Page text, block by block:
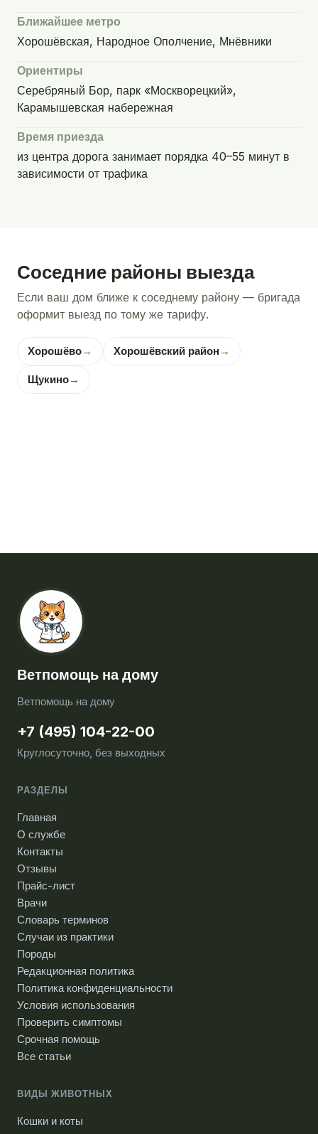
Ближайшее метро
Хорошёвская, Народное Ополчение, Мнёвники
Ориентиры
Серебряный Бор, парк «Москворецкий»,
Карамышевская набережная
Время приезда
из центра дорога занимает порядка 40–55 минут в
зависимости от трафика
Соседние районы выезда
Если ваш дом ближе к соседнему району — бригада
оформит выезд по тому же тарифу.
Хорошёво→ Хорошёвский район →
Щукино→
Ветпомощь на дому
Ветпомощь на дому
+7 (495) 104-22-00
Круглосуточно, без выходных
РАЗДЕЛЫ
Главная
О службе
Контакты
Отзывы
Прайс-лист
Врачи
Словарь терминов
Случаи из практики
Породы
Редакционная политика
Политика конфиденциальности
Условия использования
Проверить симптомы
Срочная помощь
Все статьи
ВИДЫ ЖИВОТНЫХ
Кошки и коты